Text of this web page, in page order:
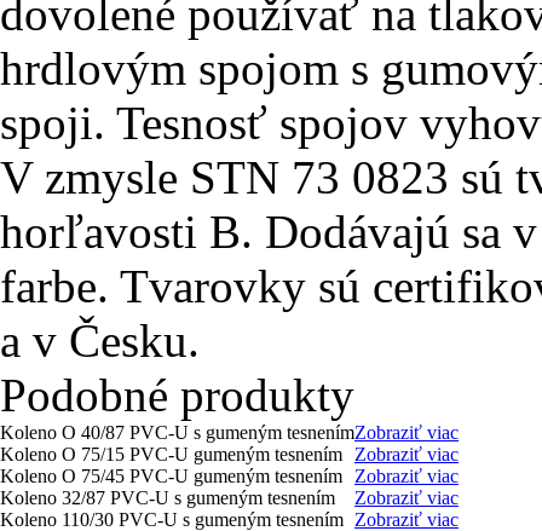
dovolené používať na
hrdlovým spojom s
spoji. Tesnosť spojov
V zmysle STN 73 0823 sú
horľavosti B. Dodávajú sa
farbe. Tvarovky sú
a v Česku.
Podobné produkty
Koleno O 40/87 PVC-U s gumeným tesnenímZobraziť viac
Koleno O 75/15 PVC-U gumeným tesnením
Zobraziť viac
Koleno O 75/45 PVC-U gumeným tesnením
Zobraziť viac
Koleno 32/87 PVC-U s gumeným tesnením
Zobraziť viac
Koleno 110/30 PVC-U s gumeným tesnením Zobraziť viac